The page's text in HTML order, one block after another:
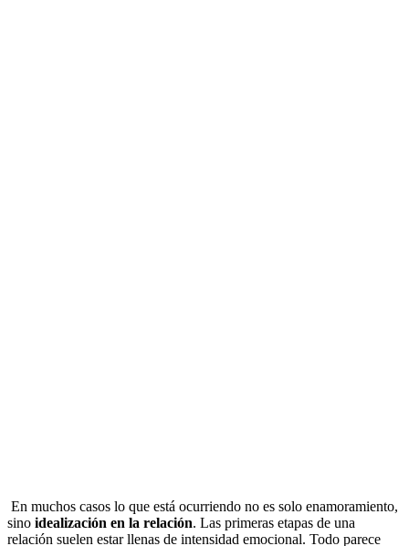
En muchos casos lo que está ocurriendo no es solo enamoramiento,
sino idealización en la relación. Las primeras etapas de una
relación suelen estar llenas de intensidad emocional. Todo parece